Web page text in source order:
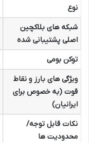
نوع
شبکه های بلاکچین
اصلی پشتیبانی شده
توکن بومی
ویژگی های بارز و نقاط
قوت (به خصوص برای
ایرانیان)
نکات قابل توجه/
محدودیت ها